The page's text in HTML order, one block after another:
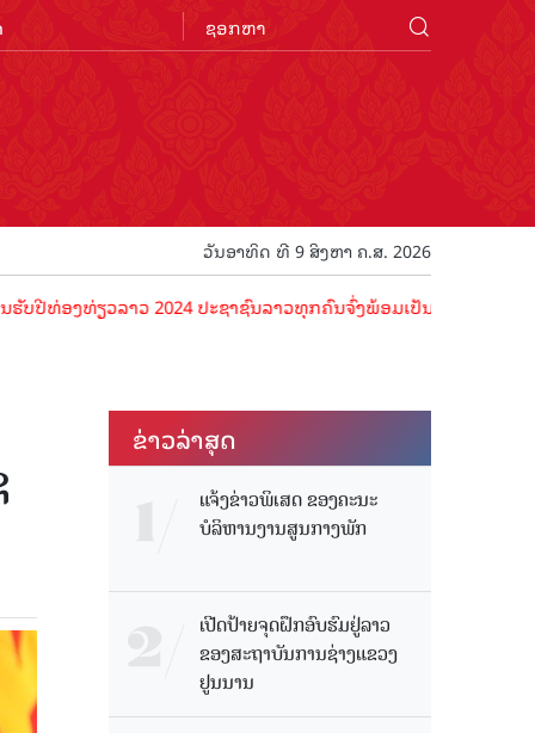
ວັນອາທິດ ທີ 9 ສິງຫາ ຄ.ສ. 2026
ທ່ຽວລາວ 2024 ປະຊາຊົນລາວທຸກຄົນຈົ່ງພ້ອມເປັນເຈົ້າພາບທີ່ດີ ຕ້ອນຮັບ
ຂ່າວ​ລ່າ​ສຸດ
ແຈ້ງຂ່າວພິເສດ ຂອງຄະນະ
ບໍລິຫານງານສູນກາງພັກ
ເປີດປ້າຍຈຸດຝຶກອົບຮົມຢູ່ລາວ
ຂອງສະຖາບັນການຊ່າງແຂວງ
ຢູນນານ